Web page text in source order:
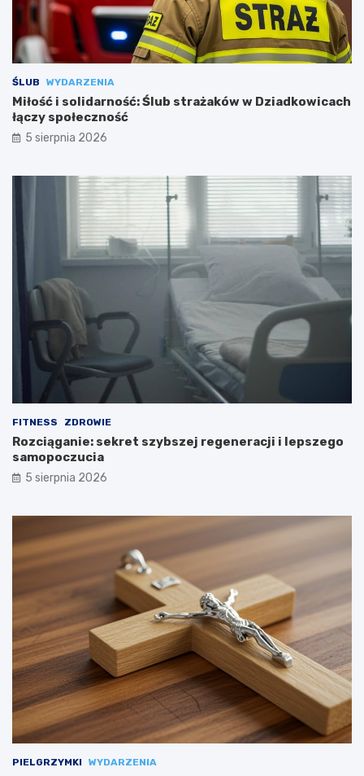
ŚLUB WYDARZENIA
Miłość i solidarność: Ślub strażaków w Dziadkowicach
łączy społeczność
5 sierpnia 2026
FITNESS ZDROWIE
Rozciąganie: sekret szybszej regeneracji i lepszego
samopoczucia
5 sierpnia 2026
PIELGRZYMKI WYDARZENIA